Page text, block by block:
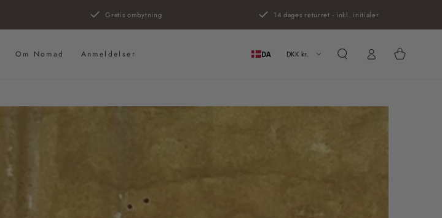
Gratis ombytning 14 dages returret - inkl. initialer
Om Nomad Anmeldelser DA DKK kr.
ind
Kurv